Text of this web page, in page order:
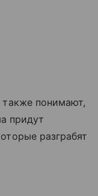
понимают,
придут
разграбят